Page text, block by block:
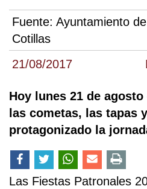
21/08/2017
Fuente: Ayuntamiento
Cotillas
Hoy lunes 21 de
las cometas, las tapas
protagonizado la
Las Fiestas Patronales